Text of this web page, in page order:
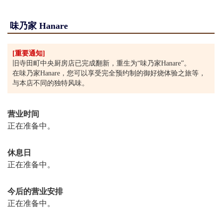
味乃家 Hanare
[重要通知]
旧寺田町中央厨房店已完成翻新，重生为“味乃家Hanare”。
在味乃家Hanare，您可以享受完全预约制的御好烧体验之旅等，
与本店不同的独特风味。
营业时间
正在准备中。
休息日
正在准备中。
今后的营业安排
正在准备中。